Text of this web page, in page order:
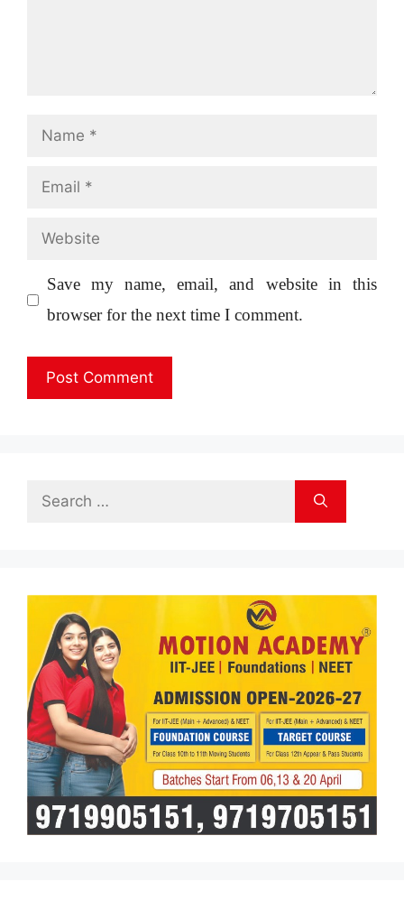
Name
Email
Website
Save my name, email, and website in this
browser for the next time I comment.
Search